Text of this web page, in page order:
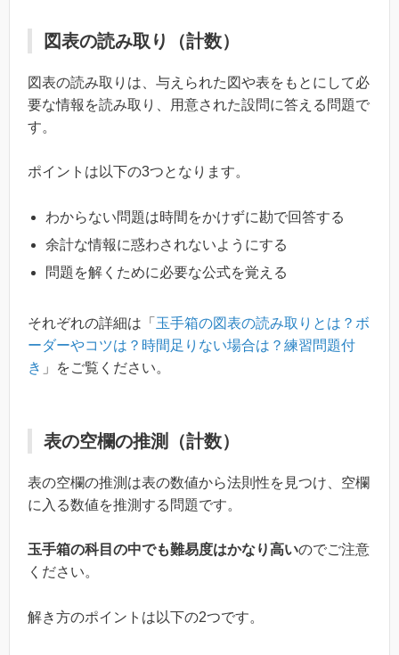
図表の読み取り（計数）
図表の読み取りは、与えられた図や表をもとにして必
要な情報を読み取り、用意された設問に答える問題で
す。
ポイントは以下の3つとなります。
わからない問題は時間をかけずに勘で回答する
余計な情報に惑わされないようにする
問題を解くために必要な公式を覚える
それぞれの詳細は「 玉手箱の図表の読み取りとは？ボ
ーダーやコツは？時間足りない場合は？練習問題付
き 」をご覧ください。
表の空欄の推測（計数）
表の空欄の推測は表の数値から法則性を見つけ、空欄
に入る数値を推測する問題です。
玉手箱の科目の中でも難易度はかなり高いのでご注意
ください。
解き方のポイントは以下の2つです。